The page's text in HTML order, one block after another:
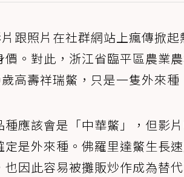
跟照片在社群網站上瘋傳掀
。對此，浙江省臨平區農業
高壽祥瑞鱉，只是一隻外來種
應該會是「中華鱉」，但影
是外來種。佛羅里達鱉生長
因此容易被攤販炒作成為替